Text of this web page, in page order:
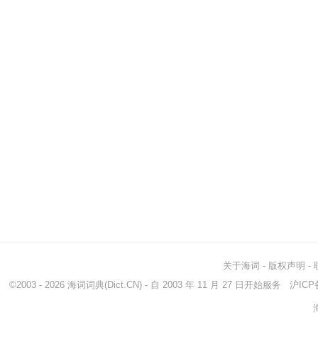
关于海词 - 版权声明 -
©2003 - 2026 海词词典(Dict.CN) - 自 2003 年 11 月 27 日开始服务 沪ICP